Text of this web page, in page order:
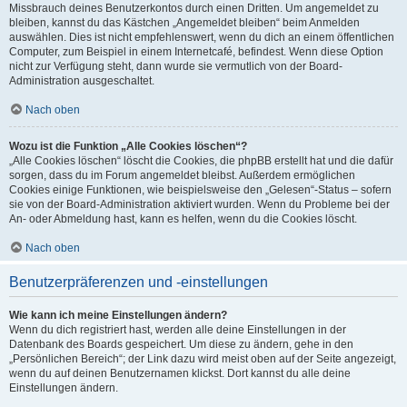
Missbrauch deines Benutzerkontos durch einen Dritten. Um angemeldet zu
bleiben, kannst du das Kästchen „Angemeldet bleiben“ beim Anmelden
auswählen. Dies ist nicht empfehlenswert, wenn du dich an einem öffentlichen
Computer, zum Beispiel in einem Internetcafé, befindest. Wenn diese Option
nicht zur Verfügung steht, dann wurde sie vermutlich von der Board-
Administration ausgeschaltet.
Nach oben
Wozu ist die Funktion „Alle Cookies löschen“?
„Alle Cookies löschen“ löscht die Cookies, die phpBB erstellt hat und die dafür
sorgen, dass du im Forum angemeldet bleibst. Außerdem ermöglichen
Cookies einige Funktionen, wie beispielsweise den „Gelesen“-Status – sofern
sie von der Board-Administration aktiviert wurden. Wenn du Probleme bei der
An- oder Abmeldung hast, kann es helfen, wenn du die Cookies löscht.
Nach oben
Benutzerpräferenzen und -einstellungen
Wie kann ich meine Einstellungen ändern?
Wenn du dich registriert hast, werden alle deine Einstellungen in der
Datenbank des Boards gespeichert. Um diese zu ändern, gehe in den
„Persönlichen Bereich“; der Link dazu wird meist oben auf der Seite angezeigt,
wenn du auf deinen Benutzernamen klickst. Dort kannst du alle deine
Einstellungen ändern.